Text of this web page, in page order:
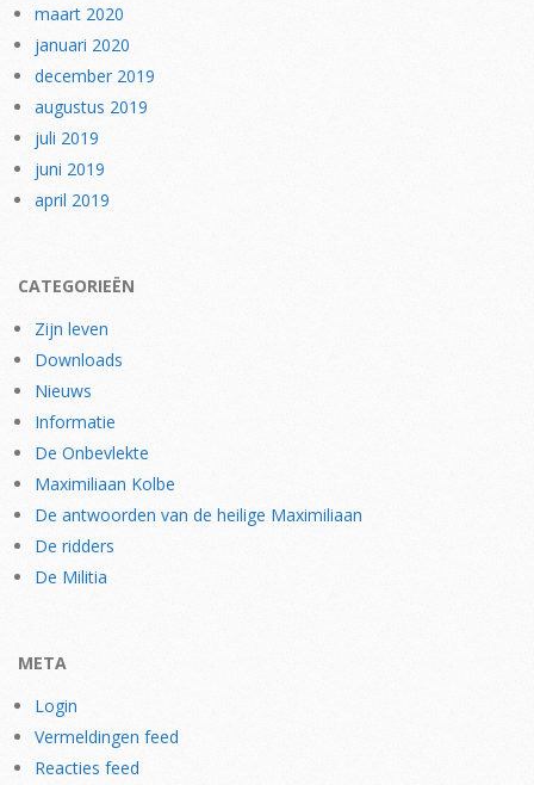
maart 2020
januari 2020
december 2019
augustus 2019
juli 2019
juni 2019
april 2019
CATEGORIEËN
Zijn leven
Downloads
Nieuws
Informatie
De Onbevlekte
Maximiliaan Kolbe
De antwoorden van de heilige Maximiliaan
De ridders
De Militia
META
Login
Vermeldingen feed
Reacties feed